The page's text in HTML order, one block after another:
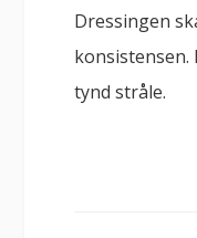
Dressingen
tynd stråle.